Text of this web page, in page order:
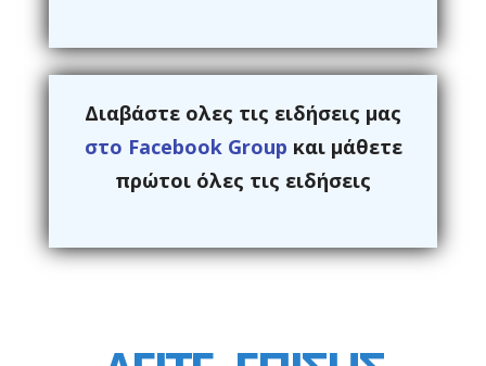
Διαβάστε ολες τις ειδήσεις μας
στο Facebook Group και μάθετε
πρώτοι όλες τις ειδήσεις